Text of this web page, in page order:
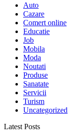
Auto
Cazare
Comert online
Educatie
Job
Mobila
Moda
Noutati
Produse
Sanatate
Servicii
Turism
Uncategorized
Latest Posts